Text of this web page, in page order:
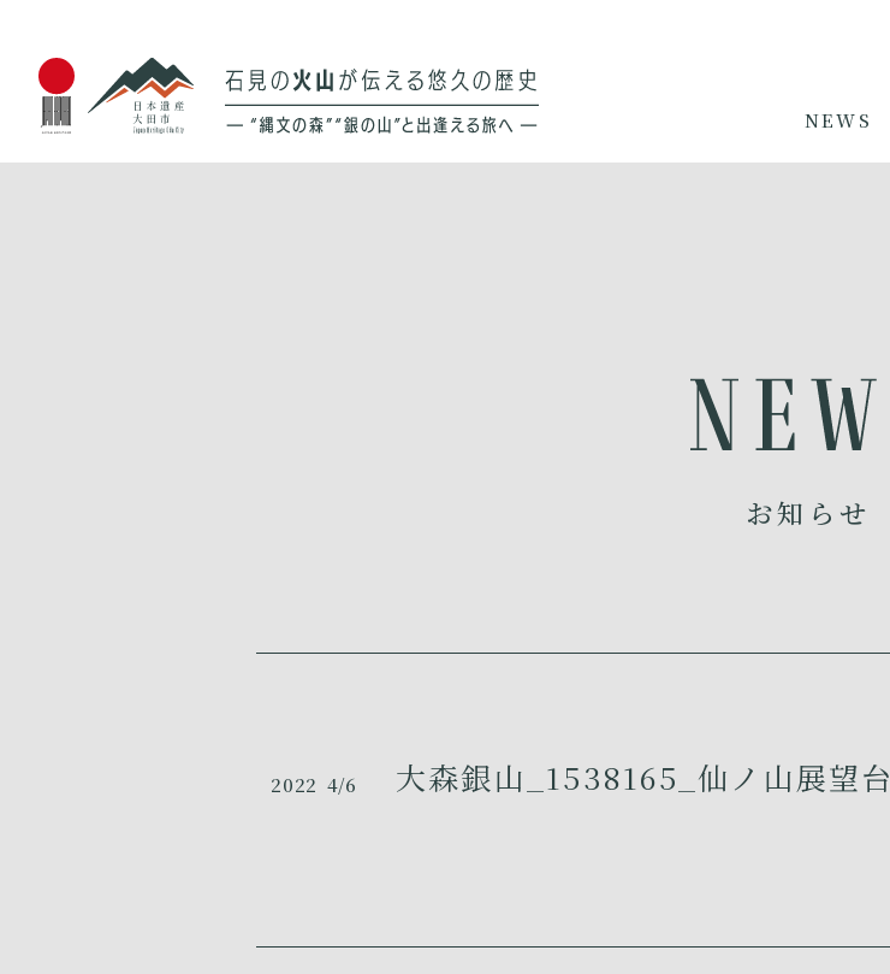
NEWS
お知らせ
2022 4/6 大森銀山_1538165_仙ノ山展望台